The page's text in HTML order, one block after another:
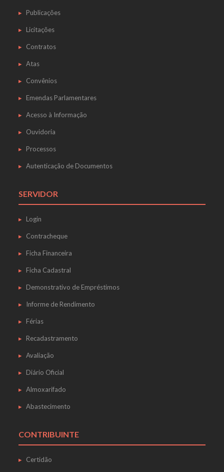
Publicações
Licitações
Contratos
Atas
Convênios
Emendas Parlamentares
Acesso à Informação
Ouvidoria
Processos
Autenticação de Documentos
SERVIDOR
Login
Contracheque
Ficha Financeira
Ficha Cadastral
Demonstrativo de Empréstimos
Informe de Rendimento
Férias
Recadastramento
Avaliação
Diário Oficial
Almoxarifado
Abastecimento
CONTRIBUINTE
Certidão